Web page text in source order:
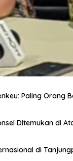
Paling Orang
Ditemukan di
di